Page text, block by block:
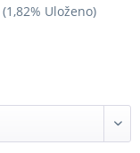
(1,82% Uloženo)